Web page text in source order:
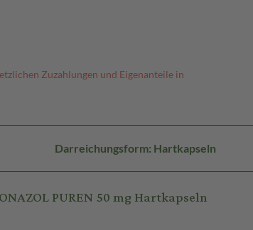
Zuzahlungen und Eigenanteile in
Darreichungsform: Hartkapseln
PUREN 50 mg Hartkapseln